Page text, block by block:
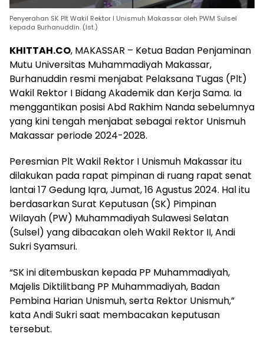
Penyerahan SK Plt Wakil Rektor I Unismuh Makassar oleh PWM Sulsel
kepada Burhanuddin. (Ist.)
KHITTAH.CO, MAKASSAR – Ketua Badan Penjaminan
Mutu Universitas Muhammadiyah Makassar,
Burhanuddin resmi menjabat Pelaksana Tugas (Plt)
Wakil Rektor I Bidang Akademik dan Kerja Sama. Ia
menggantikan posisi Abd Rakhim Nanda sebelumnya
yang kini tengah menjabat sebagai rektor Unismuh
Makassar periode 2024-2028.
Peresmian Plt Wakil Rektor I Unismuh Makassar itu
dilakukan pada rapat pimpinan di ruang rapat senat
lantai 17 Gedung Iqra, Jumat, 16 Agustus 2024. Hal itu
berdasarkan Surat Keputusan (SK) Pimpinan
Wilayah (PW) Muhammadiyah Sulawesi Selatan
(Sulsel) yang dibacakan oleh Wakil Rektor II, Andi
Sukri Syamsuri.
“SK ini ditembuskan kepada PP Muhammadiyah,
Majelis Diktilitbang PP Muhammadiyah, Badan
Pembina Harian Unismuh, serta Rektor Unismuh,”
kata Andi Sukri saat membacakan keputusan
tersebut.